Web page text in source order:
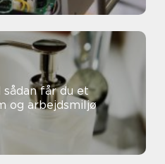
og arbejdsmiljø